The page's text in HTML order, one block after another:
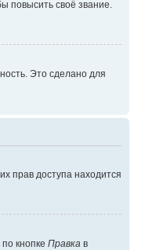
повысить своё звание.
Это сделано для
прав доступа находится
кнопке Правка в